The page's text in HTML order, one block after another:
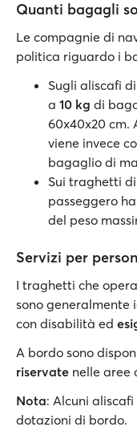
Quanti bagagli
Le compagnie di
politica riguardo i
Sugli aliscafi di
a 10 kg di
60x40x20
viene invece
bagaglio di
Sui traghetti di
passeggero
del peso
Servizi per
I traghetti che
sono generalmente
con disabilità ed
A bordo sono
riservate nelle aree
Nota: Alcuni
dotazioni di bordo.